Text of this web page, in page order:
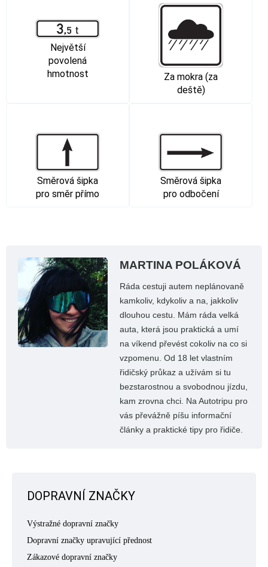
Největší
povolená
hmotnost
Za mokra (za
deště)
Směrová šipka
pro směr přímo
Směrová šipka
pro odbočení
MARTINA POLÁKOVÁ
Ráda cestuji autem neplánovaně
kamkoliv, kdykoliv a na, jakkoliv
dlouhou cestu. Mám ráda velká
auta, která jsou praktická a umí
na víkend převést cokoliv na co si
vzpomenu. Od 18 let vlastním
řidičský průkaz a užívám si tu
bezstarostnou a svobodnou jízdu,
kam zrovna chci. Na Autotripu pro
vás převážně píšu informační
články a praktické tipy pro řidiče.
DOPRAVNÍ ZNAČKY
Výstražné dopravní značky
Dopravní značky upravující přednost
Zákazové dopravní značky